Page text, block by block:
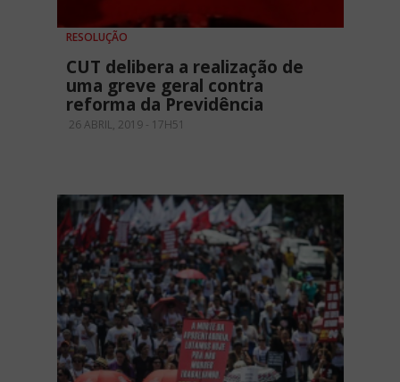
RESOLUÇÃO
CUT delibera a realização de
uma greve geral contra
reforma da Previdência
26 ABRIL, 2019 - 17H51